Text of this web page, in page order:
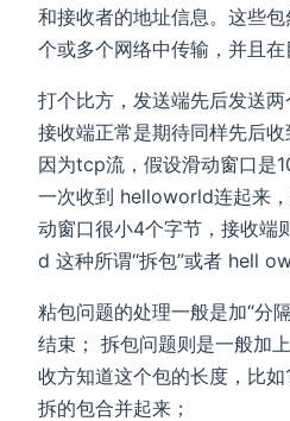
和接收者的地址信息。这些
个或多个网络中传输，并且在
打个比方，发送端先后发送
接收端正常是期待同样先后
因为tcp流，假设滑动窗口是
一次收到 helloworld连起来
动窗口很小4个字节，接收
d 这种所谓“拆包”或者 hell
粘包问题的处理一般是加“分
结束； 拆包问题则是一般加
收方知道这个包的长度，比
拆的包合并起来；